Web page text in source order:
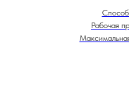
Рабочая